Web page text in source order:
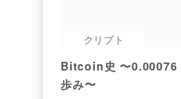
クリプト
Bitcoin史 〜0.00076
歩み〜